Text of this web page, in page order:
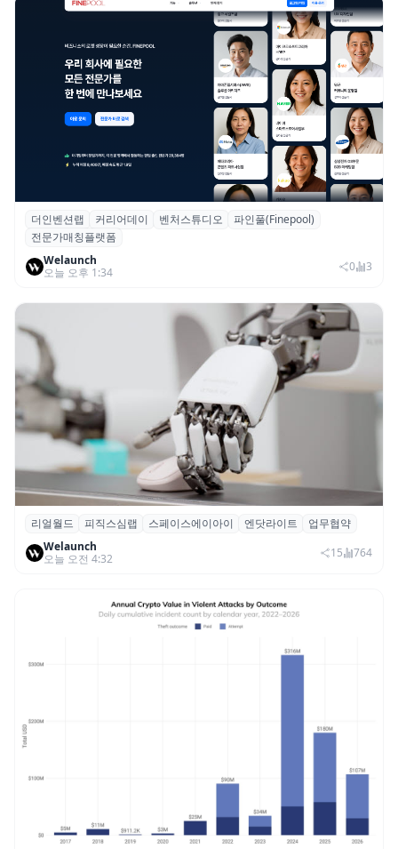
더인벤션랩·커리어데이, 스타트업 전문가 매
칭 플랫폼 ‘파인풀’ 출시
더인벤션랩 커리어데이 벤처스튜디오
파인풀(Finepool)
전문가매칭플랫폼
Welaunch
오늘 오후 1:34
0 3
리얼월드, 로봇테크 스타트업 3곳과 손잡고
휴머노이드 표준 만든다
리얼월드 피직스심랩 스페이스에이아이 엔닷라이트
업무협약
Welaunch
오늘 오전 4:32
15 764